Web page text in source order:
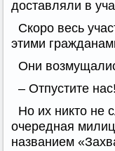
доставляли в
Скоро весь
этими
Они
– Отпустите нас!
Но их никто не
очередная
названием